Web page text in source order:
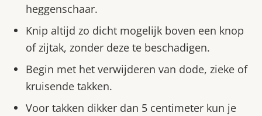
heggenschaar.
Knip altijd zo dicht mogelijk boven een knop
of zijtak, zonder deze te beschadigen.
Begin met het verwijderen van dode, zieke of
kruisende takken.
Voor takken dikker dan 5 centimeter kun je